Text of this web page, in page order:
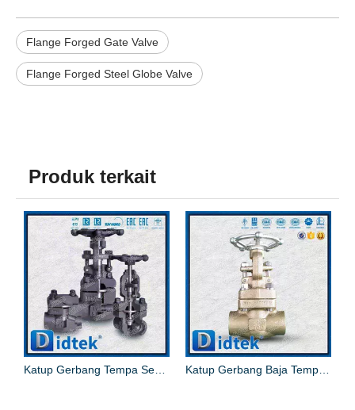
Flange Forged Gate Valve
Flange Forged Steel Globe Valve
Produk terkait